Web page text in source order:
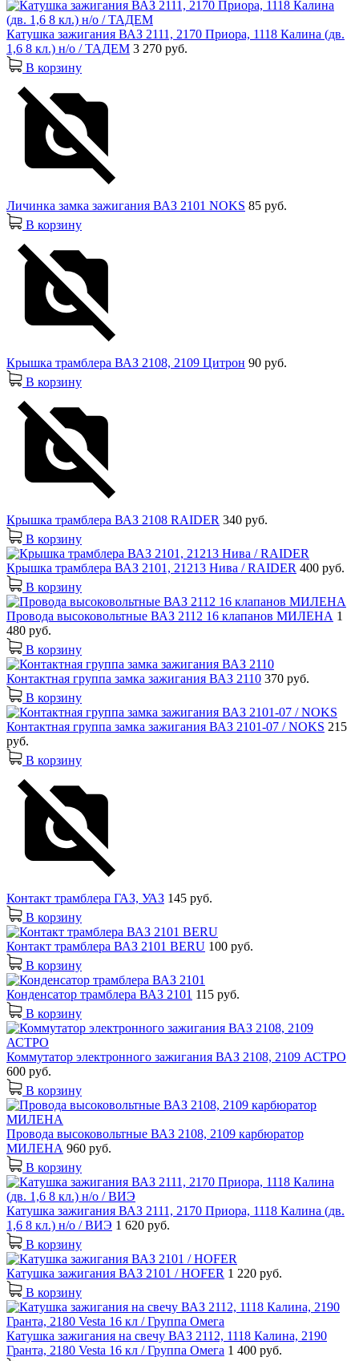
Катушка зажигания ВАЗ 2111, 2170 Приора, 1118 Калина (дв.
1,6 8 кл.) н/о / ТАДЕМ 3 270 руб.
В корзину
Личинка замка зажигания ВАЗ 2101 NOKS 85 руб.
В корзину
Крышка трамблера ВАЗ 2108, 2109 Цитрон 90 руб.
В корзину
Крышка трамблера ВАЗ 2108 RAIDER 340 руб.
В корзину
Крышка трамблера ВАЗ 2101, 21213 Нива / RAIDER 400 руб.
В корзину
Провода высоковольтные ВАЗ 2112 16 клапанов МИЛЕНА 1
480 руб.
В корзину
Контактная группа замка зажигания ВАЗ 2110 370 руб.
В корзину
Контактная группа замка зажигания ВАЗ 2101-07 / NOKS 215
руб.
В корзину
Контакт трамблера ГАЗ, УАЗ 145 руб.
В корзину
Контакт трамблера ВАЗ 2101 BERU 100 руб.
В корзину
Конденсатор трамблера ВАЗ 2101 115 руб.
В корзину
Коммутатор электронного зажигания ВАЗ 2108, 2109 АСТРО
600 руб.
В корзину
Провода высоковольтные ВАЗ 2108, 2109 карбюратор
МИЛЕНА 960 руб.
В корзину
Катушка зажигания ВАЗ 2111, 2170 Приора, 1118 Калина (дв.
1,6 8 кл.) н/о / ВИЭ 1 620 руб.
В корзину
Катушка зажигания ВАЗ 2101 / HOFER 1 220 руб.
В корзину
Катушка зажигания на свечу ВАЗ 2112, 1118 Калина, 2190
Гранта, 2180 Vesta 16 кл / Группа Омега 1 400 руб.